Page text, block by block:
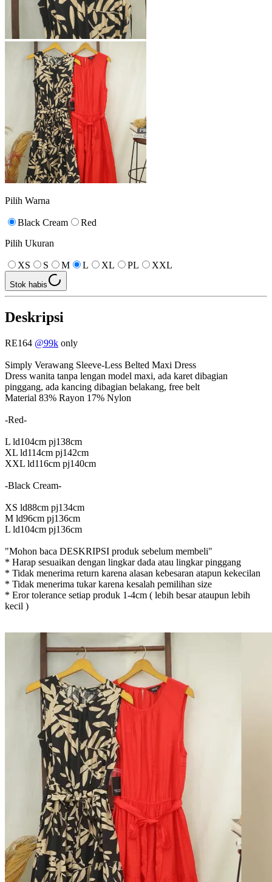
Pilih Warna
Black Cream
Red
Pilih Ukuran
XS S M L XL PL XXL
Stok habis
Deskripsi
RE164 @99k only
Simply Verawang Sleeve-Less Belted Maxi Dress
Dress wanita tanpa lengan model maxi, ada karet dibagian
pinggang, ada kancing dibagian belakang, free belt
Material 83% Rayon 17% Nylon
-Red-
L ld104cm pj138cm
XL ld114cm pj142cm
XXL ld116cm pj140cm
-Black Cream-
XS ld88cm pj134cm
M ld96cm pj136cm
L ld104cm pj136cm
"Mohon baca DESKRIPSI produk sebelum membeli"
* Harap sesuaikan dengan lingkar dada atau lingkar pinggang
* Tidak menerima return karena alasan kebesaran atapun kekecilan
* Tidak menerima tukar karena kesalah pemilihan size
* Eror tolerance setiap produk 1-4cm ( lebih besar ataupun lebih
kecil )